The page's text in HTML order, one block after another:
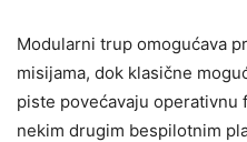
Modularni trup omogućava
misijama, dok klasične
piste povećavaju
nekim drugim bespilotnim